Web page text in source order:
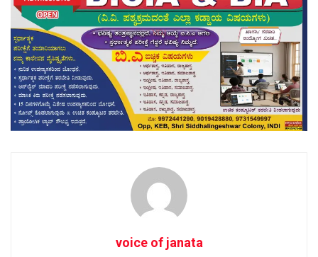
voice of janata